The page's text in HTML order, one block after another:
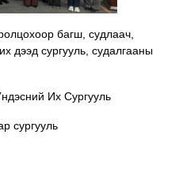
багш, судлаач,
дээд сургууль, судалгааны
Их Сургууль
сургууль